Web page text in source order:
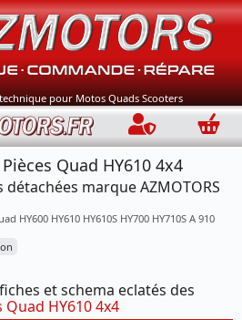
pour Motos Quads Scooters
Connection
Quad HY610 4x4
marque AZMOTORS
HY600 HY610 HY610S HY700 HY710S A 910
et schema eclatés des
Quad HY610 4x4